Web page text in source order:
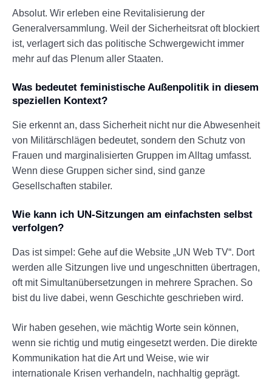
Absolut. Wir erleben eine Revitalisierung der
Generalversammlung. Weil der Sicherheitsrat oft blockiert
ist, verlagert sich das politische Schwergewicht immer
mehr auf das Plenum aller Staaten.
Was bedeutet feministische Außenpolitik in diesem
speziellen Kontext?
Sie erkennt an, dass Sicherheit nicht nur die Abwesenheit
von Militärschlägen bedeutet, sondern den Schutz von
Frauen und marginalisierten Gruppen im Alltag umfasst.
Wenn diese Gruppen sicher sind, sind ganze
Gesellschaften stabiler.
Wie kann ich UN-Sitzungen am einfachsten selbst
verfolgen?
Das ist simpel: Gehe auf die Website „UN Web TV“. Dort
werden alle Sitzungen live und ungeschnitten übertragen,
oft mit Simultanübersetzungen in mehrere Sprachen. So
bist du live dabei, wenn Geschichte geschrieben wird.
Wir haben gesehen, wie mächtig Worte sein können,
wenn sie richtig und mutig eingesetzt werden. Die direkte
Kommunikation hat die Art und Weise, wie wir
internationale Krisen verhandeln, nachhaltig geprägt.